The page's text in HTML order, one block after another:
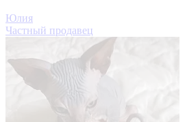
Юлия
Частный продавец